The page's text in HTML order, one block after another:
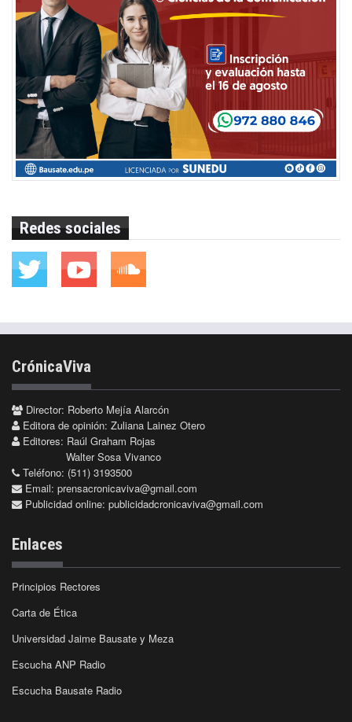
Redes sociales
CrónicaViva
Director: Roberto Mejía Alarcón
Editora de opinión: Zuliana Lainez Otero
Editores: Raúl Graham Rojas
Walter Sosa Vivanco
Teléfono: (511) 3193500
Email: prensacronicaviva@gmail.com
Publicidad online: publicidadcronicaviva@gmail.com
Enlaces
Principios Rectores
Carta de Ética
Universidad Jaime Bausate y Meza
Escucha ANP Radio
Escucha Bausate Radio